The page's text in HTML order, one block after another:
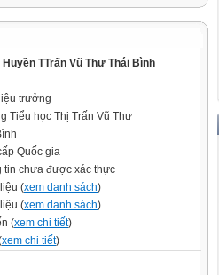
Huyền TTrấn Vũ Thư Thái Bình
trưởng
Tiểu học Thị Trấn Vũ Thư
Quốc gia
tin chưa được xác thực
(xem danh sách)
(xem danh sách)
(xem chi tiết)
xem chi tiết)